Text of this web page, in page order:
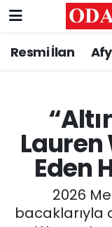
Resmi İlan
Lauren
Eden
2026
bacaklarıyla
ASAYİŞ
GÜNCEL
SİYASET
Nöbetçi
Trafik
Süper Lig
Tüm